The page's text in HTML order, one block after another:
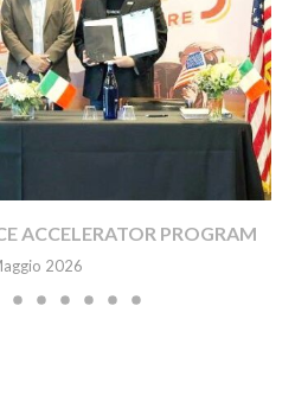
ACCELERATOR PROGRAM
2026